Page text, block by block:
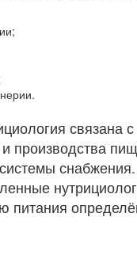
связана
и производства
снабжения.
питания